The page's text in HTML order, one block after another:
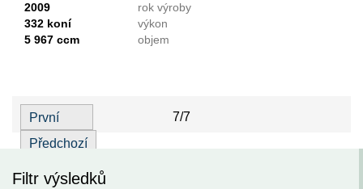
2009
rok výroby
332 koní
výkon
5 967 ccm
objem
První
Předchozí
7/7
Filtr výsledků